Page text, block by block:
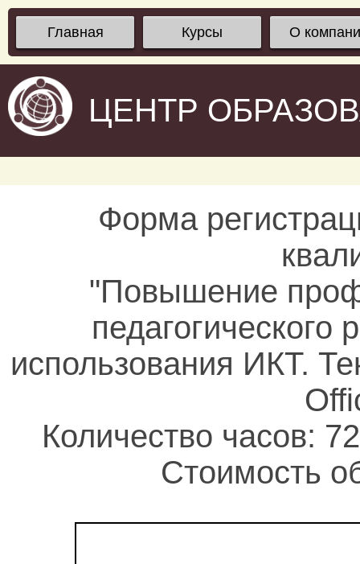
Главная Курсы О
ЦЕНТР
Форма
"Повышение
педагогического
использования ИКТ.
Количество часов:
Стоимость